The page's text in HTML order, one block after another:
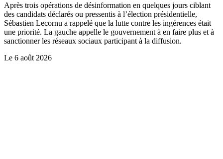
Après trois opérations de désinformation en quelques jours ciblant
des candidats déclarés ou pressentis à l’élection présidentielle,
Sébastien Lecornu a rappelé que la lutte contre les ingérences était
une priorité. La gauche appelle le gouvernement à en faire plus et à
sanctionner les réseaux sociaux participant à la diffusion.
Le 6 août 2026